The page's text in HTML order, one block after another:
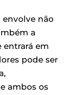
envolve não
a
em
pode ser
ambos os